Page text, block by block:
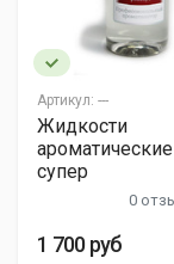
Артикул: ---
Жидкости
супер
0
1 700 руб